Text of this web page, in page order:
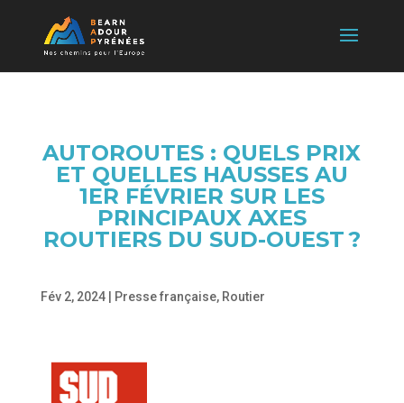
AUTOROUTES : QUELS PRIX
ET QUELLES HAUSSES AU
1ER FÉVRIER SUR LES
PRINCIPAUX AXES
ROUTIERS DU SUD-OUEST ?
Fév 2, 2024| Presse française, Routier